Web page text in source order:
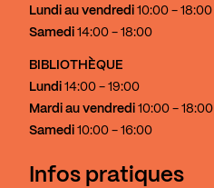
Lundi au vendredi 10:00 - 18:00
Samedi 14:00 - 18:00
BIBLIOTHÈQUE
Lundi 14:00 - 19:00
Mardi au vendredi 10:00 - 18:00
Samedi 10:00 - 16:00
Infos pratiques